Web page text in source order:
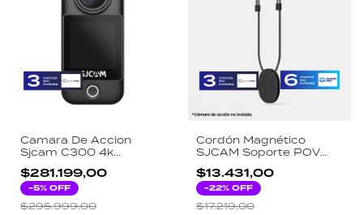
Camara De Accion
Sjcam C300 4k
2800mah Bateria Wifi
Mp4 128g Negro
$281.199,00
-5% OFF
$295.999,00
Cordón Magnético
SJCAM Soporte POV
Acción Compatible
C200 C200 Pro Pocket
Negro
$13.431,00
-22% OFF
$17.219,00